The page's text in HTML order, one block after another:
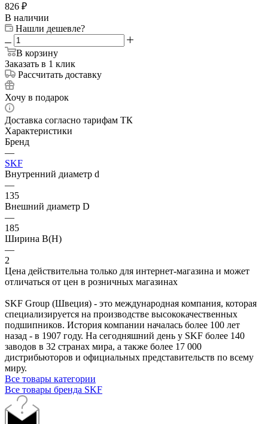
826 ₽
В наличии
Нашли дешевле?
В корзину
Заказать в 1 клик
Рассчитать доставку
Хочу в подарок
Доставка согласно тарифам ТК
Характеристики
Бренд
—
SKF
Внутренний диаметр d
—
135
Внешний диаметр D
—
185
Ширина B(H)
—
2
Цена действительна только для интернет-магазина и может
отличаться от цен в розничных магазинах
SKF Group (Швеция) - это международная компания, которая
специализируется на производстве высококачественных
подшипников. История компании началась более 100 лет
назад - в 1907 году. На сегодняшний день у SKF более 140
заводов в 32 странах мира, а также более 17 000
дистрибьюторов и официальных представительств по всему
миру.
Все товары категории
Все товары бренда SKF